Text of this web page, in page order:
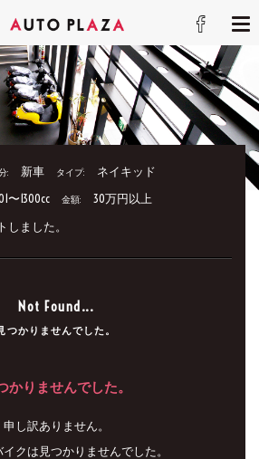
: 新車 タイプ: ネイキッド
〜1300cc 金額: 30万円以上
しました。
Not Found...
つかりませんでした。
かりませんでした。
申し訳ありません。
クは見つかりませんでした。